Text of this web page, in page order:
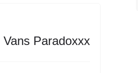
Vans Paradoxxx